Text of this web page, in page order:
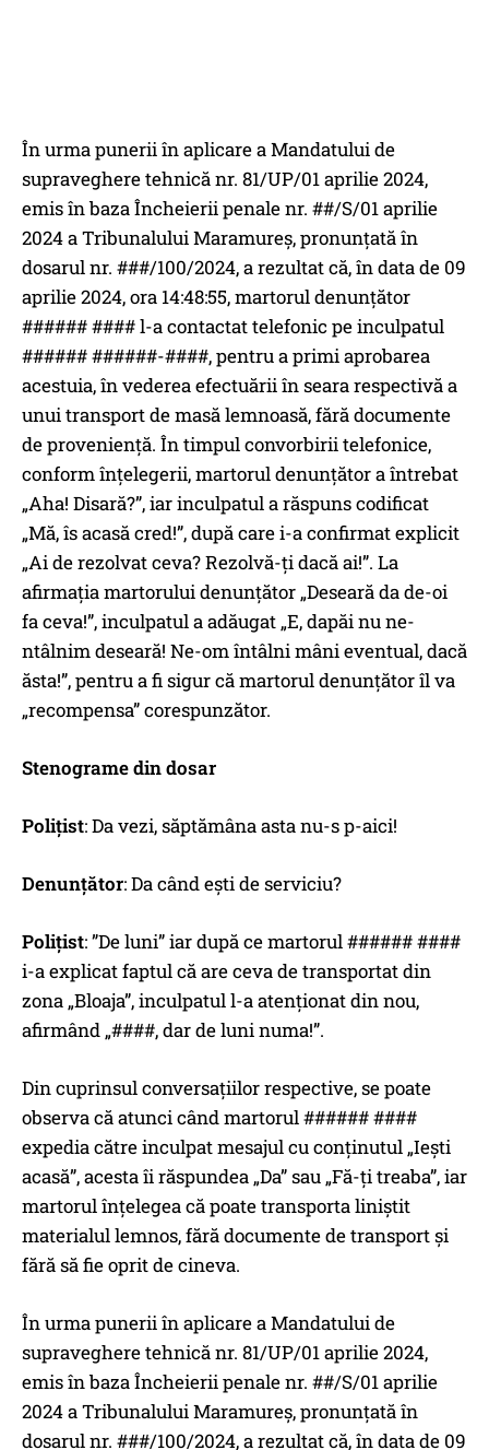
În urma punerii în aplicare a Mandatului de
supraveghere tehnică nr. 81/UP/01 aprilie 2024,
emis în baza Încheierii penale nr. ##/S/01 aprilie
2024 a Tribunalului Maramureș, pronunțată în
dosarul nr. ###/100/2024, a rezultat că, în data de 09
aprilie 2024, ora 14:48:55, martorul denunțător
###### #### l-a contactat telefonic pe inculpatul
###### ######-####, pentru a primi aprobarea
acestuia, în vederea efectuării în seara respectivă a
unui transport de masă lemnoasă, fără documente
de proveniență. În timpul convorbirii telefonice,
conform înțelegerii, martorul denunțător a întrebat
„Aha! Disară?”, iar inculpatul a răspuns codificat
„Mă, îs acasă cred!”, după care i-a confirmat explicit
„Ai de rezolvat ceva? Rezolvă-ți dacă ai!”. La
afirmația martorului denunțător „Deseară da de-oi
fa ceva!”, inculpatul a adăugat „E, dapăi nu ne-
ntâlnim deseară! Ne-om întâlni mâni eventual, dacă
ăsta!”, pentru a fi sigur că martorul denunțător îl va
„recompensa” corespunzător.
Stenograme din dosar
Polițist: Da vezi, săptămâna asta nu-s p-aici!
Denunțător: Da când ești de serviciu?
Polițist: ”De luni” iar după ce martorul ###### ####
i-a explicat faptul că are ceva de transportat din
zona „Bloaja”, inculpatul l-a atenționat din nou,
afirmând „####, dar de luni numa!”.
Din cuprinsul conversațiilor respective, se poate
observa că atunci când martorul ###### ####
expedia către inculpat mesajul cu conținutul „Iești
acasă”, acesta îi răspundea „Da” sau „Fă-ți treaba”, iar
martorul înțelegea că poate transporta liniștit
materialul lemnos, fără documente de transport și
fără să fie oprit de cineva.
În urma punerii în aplicare a Mandatului de
supraveghere tehnică nr. 81/UP/01 aprilie 2024,
emis în baza Încheierii penale nr. ##/S/01 aprilie
2024 a Tribunalului Maramureș, pronunțată în
dosarul nr. ###/100/2024, a rezultat că, în data de 09